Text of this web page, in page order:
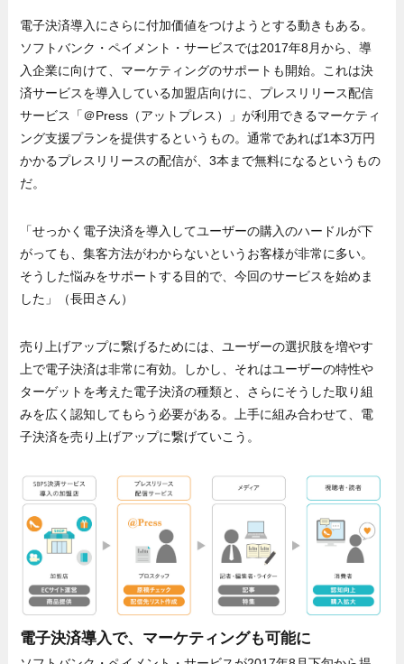
電子決済導入にさらに付加価値をつけようとする動きもある。
ソフトバンク・ペイメント・サービスでは2017年8月から、導
入企業に向けて、マーケティングのサポートも開始。これは決
済サービスを導入している加盟店向けに、プレスリリース配信
サービス「＠Press（アットプレス）」が利用できるマーケティ
ング支援プランを提供するというもの。通常であれば1本3万円
かかるプレスリリースの配信が、3本まで無料になるというもの
だ。
「せっかく電子決済を導入してユーザーの購入のハードルが下
がっても、集客方法がわからないというお客様が非常に多い。
そうした悩みをサポートする目的で、今回のサービスを始めま
した」（長田さん）
売り上げアップに繋げるためには、ユーザーの選択肢を増やす
上で電子決済は非常に有効。しかし、それはユーザーの特性や
ターゲットを考えた電子決済の種類と、さらにそうした取り組
みを広く認知してもらう必要がある。上手に組み合わせて、電
子決済を売り上げアップに繋げていこう。
電子決済導入で、マーケティングも可能に